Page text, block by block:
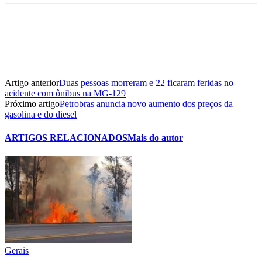
Artigo anteriorDuas pessoas morreram e 22 ficaram feridas no
acidente com ônibus na MG-129
Próximo artigoPetrobras anuncia novo aumento dos preços da
gasolina e do diesel
ARTIGOS RELACIONADOSMais do autor
Gerais